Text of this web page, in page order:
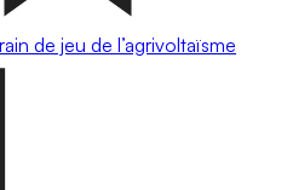
de jeu de l’agrivoltaïsme